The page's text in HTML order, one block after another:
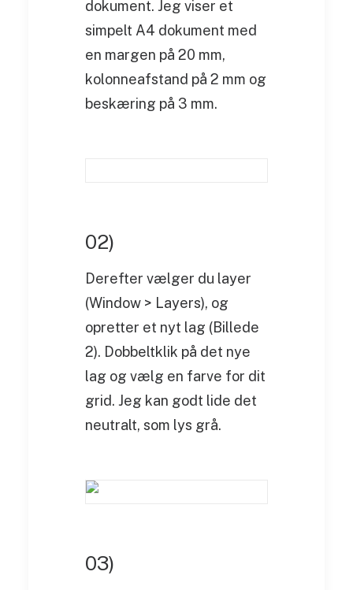
dokument. Jeg viser et
simpelt A4 dokument med
en margen på 20 mm,
kolonneafstand på 2 mm og
beskæring på 3 mm.
02)
Derefter vælger du layer
(Window > Layers), og
opretter et nyt lag (Billede
2). Dobbeltklik på det nye
lag og vælg en farve for dit
grid. Jeg kan godt lide det
neutralt, som lys grå.
03)